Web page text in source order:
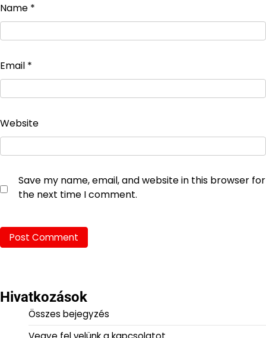
Name *
Email *
Website
Save my name, email, and website in this browser for
the next time I comment.
Hivatkozások
Összes bejegyzés